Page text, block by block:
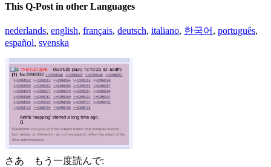
This Q-Post in other Languages
nederlands, english, français, deutsch, italiano, 한국어 , português,
español, svenska
さあ もう一度読んで: